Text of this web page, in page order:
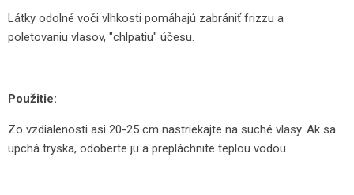
Látky odolné voči vlhkosti pomáhajú zabrániť frizzu a
poletovaniu vlasov, "chlpatiu" účesu.
Použitie:
Zo vzdialenosti asi 20-25 cm nastriekajte na suché vlasy. Ak sa
upchá tryska, odoberte ju a prepláchnite teplou vodou.